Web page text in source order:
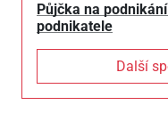
Půjčka na
podnikatele
Další